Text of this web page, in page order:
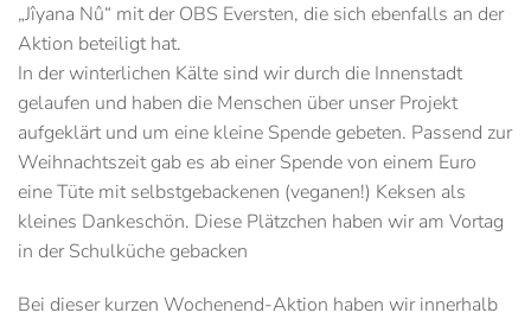
„Jîyana Nû“ mit der OBS Eversten, die sich ebenfalls an der
Aktion beteiligt hat.
In der winterlichen Kälte sind wir durch die Innenstadt
gelaufen und haben die Menschen über unser Projekt
aufgeklärt und um eine kleine Spende gebeten. Passend zur
Weihnachtszeit gab es ab einer Spende von einem Euro
eine Tüte mit selbstgebackenen (veganen!) Keksen als
kleines Dankeschön. Diese Plätzchen haben wir am Vortag
in der Schulküche gebacken
Bei dieser kurzen Wochenend-Aktion haben wir innerhalb